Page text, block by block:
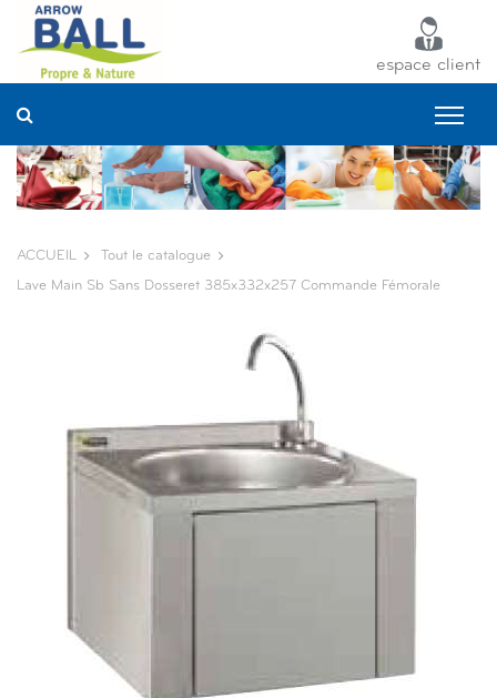
espace client
ACCUEIL Tout le catalogue
Lave Main Sb Sans Dosseret 385x332x257 Commande Fémorale
Panneau de gestion des cookies